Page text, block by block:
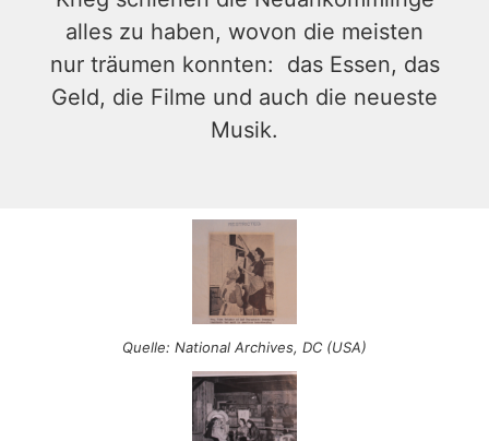
alles zu haben, wovon die meisten
nur träumen konnten: das Essen, das
Geld, die Filme und auch die neueste
Musik.
Quelle: National Archives, DC (USA)